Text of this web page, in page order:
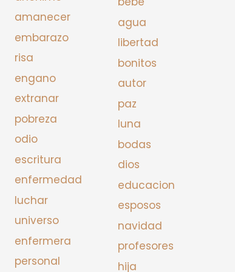
amanecer
embarazo
risa
engano
extranar
pobreza
odio
escritura
enfermedad
luchar
universo
enfermera
personal
agua
libertad
bonitos
autor
paz
luna
bodas
dios
educacion
esposos
navidad
profesores
hija